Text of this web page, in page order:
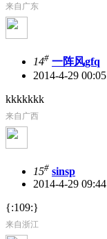
来自广东
14# 一阵风gfq
2014-4-29 00:05
kkkkkkk
来自广西
15# sinsp
2014-4-29 09:44
{:109:}
来自浙江